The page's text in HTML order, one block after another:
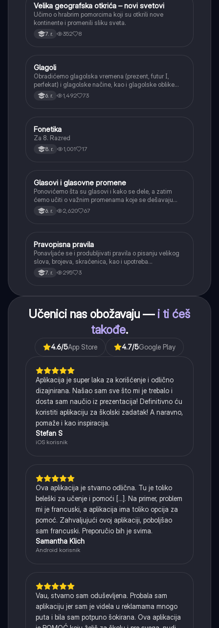
Istorija
Velika geografska otkrića – novi svetovi
Učimo o hrabrim pomorcima koji su otkrili nove
kontinente i promenili sliku sveta.
7. r. 352 8
Srpski jezik
Glagoli
Obradićemo glagolska vremena (prezent, futur I,
perfekat) i glagolske načine, kao i glagolske oblike
(infinitiv, glagolski pridevi i prilozi) i glagolski vid
(svršeni i nesvršeni).
6. r. 1,492 73
Srpski jezik
Fonetika
Za 8. Razred
8. r. 1,001 17
Srpski jezik
Glasovi i glasovne promene
Ponovićemo šta su glasovi i kako se dele, a zatim
ćemo učiti o važnim promenama koje se dešavaju
kada se glasovi nađu jedan pored drugog u rečima
(npr. jednačenje suglasnika po zvučnosti i mestu
6. r. 2,620 67
Srpski jezik
Pravopisna pravila
Ponavljaće se i produbljivati pravila o pisanju velikog
slova, brojeva, skraćenica, kao i upotreba
interpunkcije, sa posebnim fokusom na zarez u
složenoj rečenici.
7. r. 295 3
Učenici nas obožavaju — i ti ćeš
takođe.
4.6/5App Store 4.7/5Google Play
Aplikacija je super laka za korišćenje i odlično
dizajnirana. Našao sam sve što mi je trebalo i
dosta sam naučio iz prezentacija! Definitivno ću
koristiti aplikaciju za školski zadatak! A naravno,
pomaže i kao inspiracija.
Stefan S
iOS korisnik
Ova aplikacija je stvarno odlična. Tu je toliko
beleški za učenje i pomoći [...]. Na primer, problem
mi je francuski, a aplikacija ima toliko opcija za
pomoć. Zahvaljujući ovoj aplikaciji, poboljšao
sam francuski. Preporučio bih je svima.
Samantha Klich
Android korisnik
Vau, stvarno sam oduševljena. Probala sam
aplikaciju jer sam je videla u reklamama mnogo
puta i bila sam potpuno šokirana. Ova aplikacija